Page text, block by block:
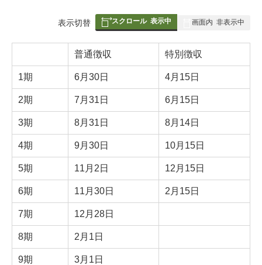
表
の
表示切替 スクロール 表示中 画面内 非表示中
普通徴収 特別徴収
1期 6月30日 4月15日
2期 7月31日 6月15日
3期 8月31日 8月14日
4期 9月30日 10月15日
5期 11月2日 12月15日
6期 11月30日 2月15日
7期 12月28日
8期 2月1日
9期 3月1日